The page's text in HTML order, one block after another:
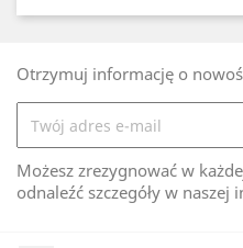
Otrzymuj informację o
Możesz zrezygnować w
odnaleźć szczegóły w